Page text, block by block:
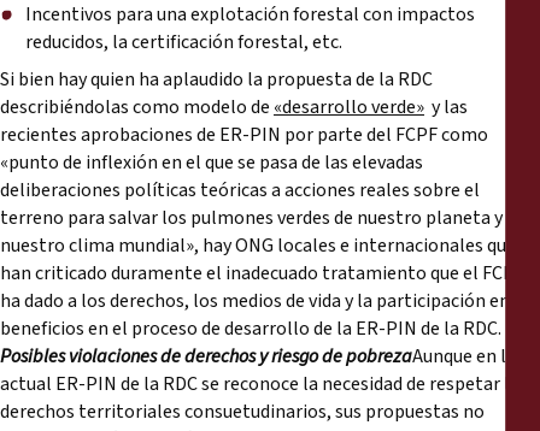
Incentivos para una explotación forestal con impactos
reducidos, la certificación forestal, etc.
Si bien hay quien ha aplaudido la propuesta de la RDC
describiéndolas como modelo de «desarrollo verde» y las
recientes aprobaciones de ER-PIN por parte del FCPF como
«punto de inflexión en el que se pasa de las elevadas
deliberaciones políticas teóricas a acciones reales sobre el
terreno para salvar los pulmones verdes de nuestro planeta y
nuestro clima mundial», hay ONG locales e internacionales que
han criticado duramente el inadecuado tratamiento que el FCPF
ha dado a los derechos, los medios de vida y la participación en los
beneficios en el proceso de desarrollo de la ER-PIN de la RDC.
Posibles violaciones de derechos y riesgo de pobrezaAunque en la
actual ER-PIN de la RDC se reconoce la necesidad de respetar los
derechos territoriales consuetudinarios, sus propuestas no